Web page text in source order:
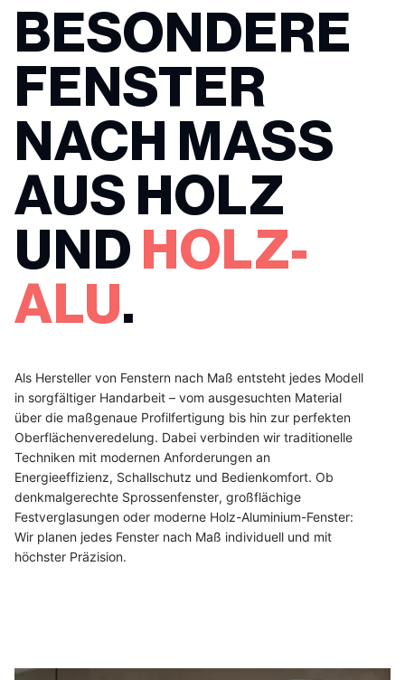
BESONDERE
FENSTER
NACH MASS A
US HOLZ U
ND
HOLZ-
ALU.
Als Hersteller von Fenstern nach Maß entsteht jedes Modell
in sorgfältiger Handarbeit – vom ausgesuchten Material
über die maßgenaue Profilfertigung bis hin zur perfekten
Oberflächenveredelung. Dabei verbinden wir traditionelle
Techniken mit modernen Anforderungen an
Energieeffizienz, Schallschutz und Bedienkomfort. Ob
denkmalgerechte Sprossenfenster, großflächige
Festverglasungen oder moderne Holz-Aluminium-Fenster:
Wir planen jedes Fenster nach Maß individuell und mit
höchster Präzision.